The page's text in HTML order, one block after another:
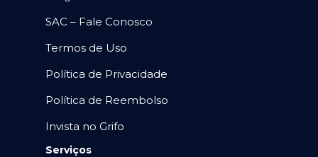
SAC – Fale Conosco
Termos de Uso
Política de Privacidade
Política de Reembolso
Invista no Grifo
Serviços